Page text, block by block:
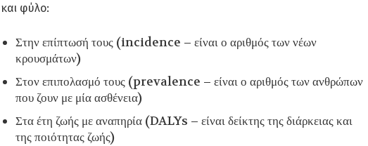
και φύλο:
Στην επίπτωσή τους (incidence – είναι ο αριθμός των νέων
κρουσμάτων)
Στον επιπολασμό τους (prevalence – είναι ο αριθμός των ανθρώπων
που ζουν με μία ασθένεια)
Στα έτη ζωής με αναπηρία (DALYs – είναι δείκτης της διάρκειας και
της ποιότητας ζωής)